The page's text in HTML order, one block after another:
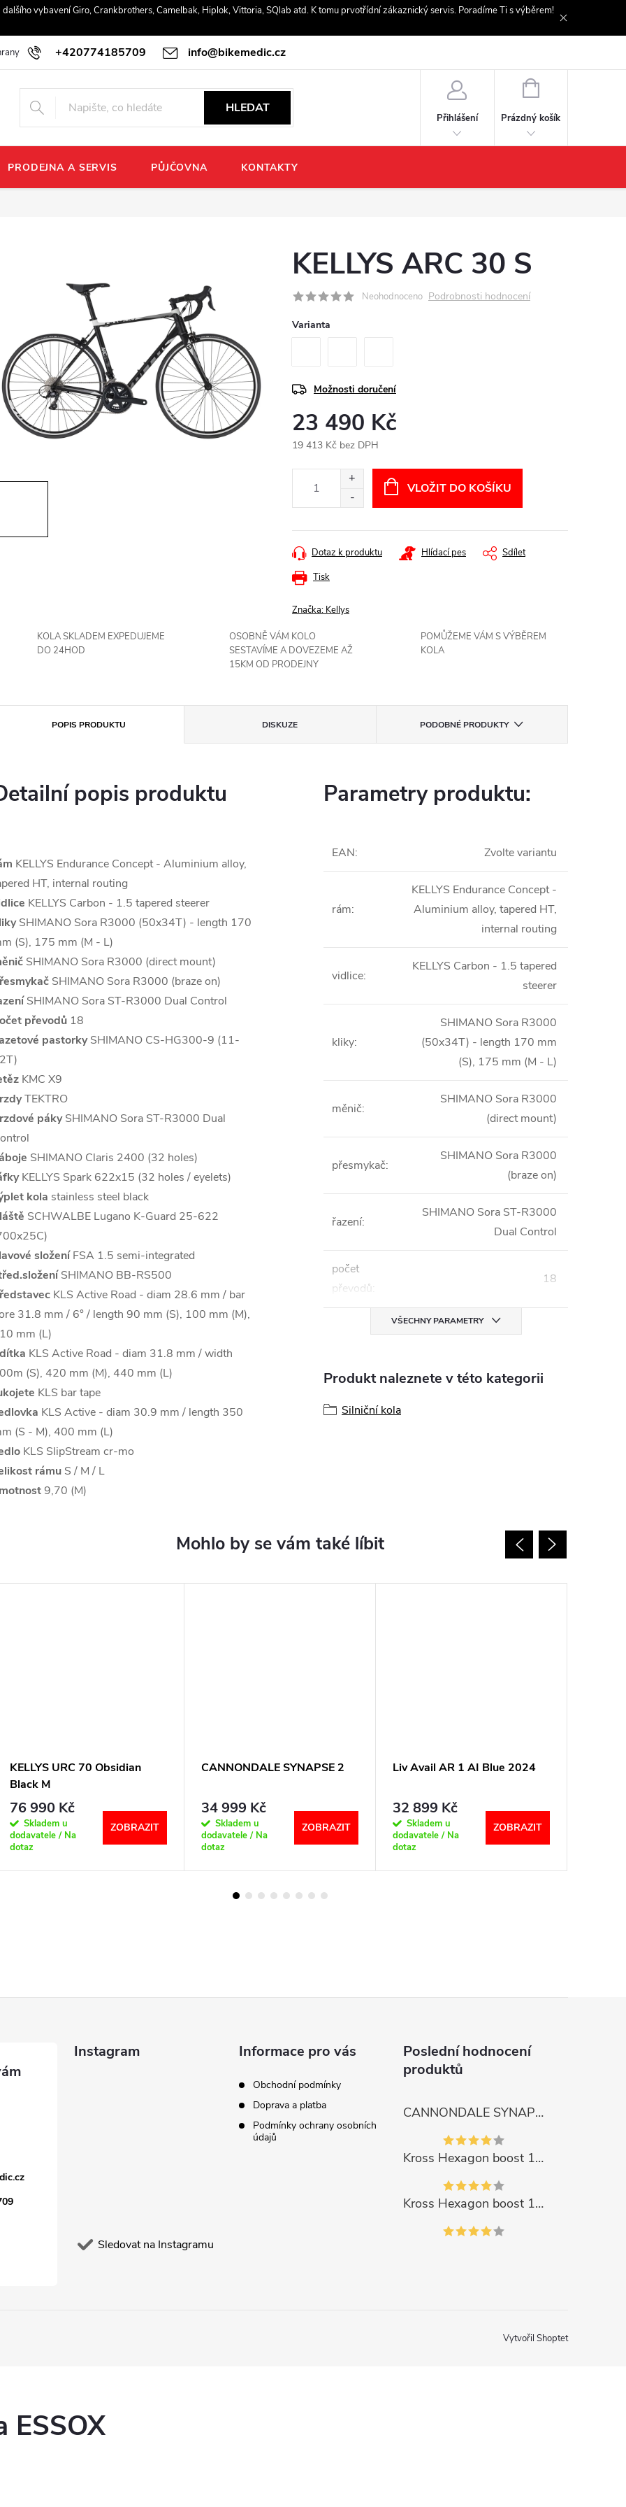
vybavení Giro, Crankbrothers, Camelbak, Hiplok, Vittoria, SQlab atd. K tomu prvotřídní zákaznický servis. Poradíme Ti s výběrem!
+420774185709 info@bikemedic.cz
osobních údajů
HLEDAT
Přihlášení
NÁKUPNÍ
Prázdný košík
PRODEJNA A SERVIS PŮJČOVNA KONTAKTY
KELLYS ARC 30 S
Neohodnoceno Podrobnosti hodnocení
Varianta
Možnosti doručení
23 490 Kč
19 413 Kč bez DPH
VLOŽIT DO KOŠÍKU
Tisk
Dotaz k produktu Hlídací pes Sdílet
Značka: Kellys
KOLA SKLADEM EXPEDUJEME
DO 24HOD
OSOBNĚ VÁM KOLO
SESTAVÍME A DOVEZEME AŽ
15KM OD PRODEJNY
POMŮŽEME VÁM S VÝBĚREM
KOLA
POPIS PRODUKTU DISKUZE PODOBNÉ PRODUKTY
popis produktu
KELLYS Endurance Concept - Aluminium alloy,
HT, internal routing
KELLYS Carbon - 1.5 tapered steerer
SHIMANO Sora R3000 (50x34T) - length 170
(S), 175 mm (M - L)
SHIMANO Sora R3000 (direct mount)
SHIMANO Sora R3000 (braze on)
SHIMANO Sora ST-R3000 Dual Control
převodů 18
pastorkySHIMANO CS-HG300-9 (11-
KMC X9
TEKTRO
pákySHIMANO Sora ST-R3000 Dual
SHIMANO Claris 2400 (32 holes)
KELLYS Spark 622x15 (32 holes / eyelets)
kola stainless steel black
SCHWALBE Lugano K-Guard 25-622
složeníFSA 1.5 semi-integrated
SHIMANO BB-RS500
KLS Active Road - diam 28.6 mm / bar
31.8 mm / 6° / length 90 mm (S), 100 mm (M),
mm (L)
KLS Active Road - diam 31.8 mm / width
(S), 420 mm (M), 440 mm (L)
KLS bar tape
KLS Active - diam 30.9 mm / length 350
(S - M), 400 mm (L)
KLS SlipStream cr-mo
rámu S / M / L
9,70 (M)
Parametry produktu:
EAN: Zvolte variantu
rám:
KELLYS Endurance Concept -
Aluminium alloy, tapered HT,
internal routing
vidlice:
KELLYS Carbon - 1.5 tapered
steerer
kliky:
SHIMANO Sora R3000
(50x34T) - length 170 mm
(S), 175 mm (M - L)
měnič:
SHIMANO Sora R3000
(direct mount)
přesmykač:
SHIMANO Sora R3000
(braze on)
řazení:
SHIMANO Sora ST-R3000
Dual Control
počet
převodů:
18
VŠECHNY PARAMETRY
Produkt naleznete v této kategorii
Silniční kola
KELLYS URC 70 Obsidian
Black M
76 990 Kč
Skladem u
dodavatele / Na
dotaz
ZOBRAZIT
CANNONDALE SYNAPSE 2
34 999 Kč
Skladem u
dodavatele / Na
dotaz
ZOBRAZIT
Liv Avail AR 1 AI Blue 2024
32 899 Kč
Skladem u
dodavatele / Na
dotaz
ZOBRAZIT
Instagram
Sledovat na Instagramu
Informace pro vás
Obchodní podmínky
Doprava a platba
Podmínky ochrany osobních
údajů
Poslední hodnocení
produktů
CANNONDALE SYNAPSE CARBON 4
Kross Hexagon boost 1.0 500Wh 2023
Kross Hexagon boost 1.0 500Wh 2023
Vytvořil Shoptet
ESSOX